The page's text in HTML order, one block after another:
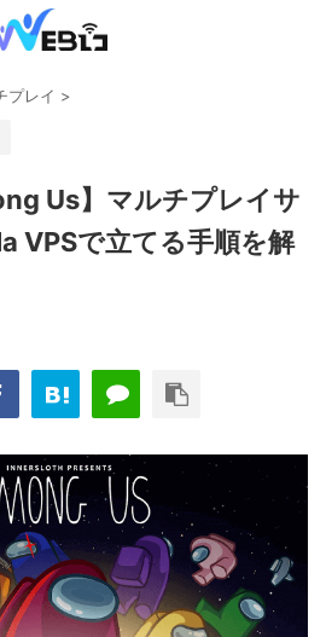
プレイ >
Us】マルチプレイサ
VPSで立てる手順を解